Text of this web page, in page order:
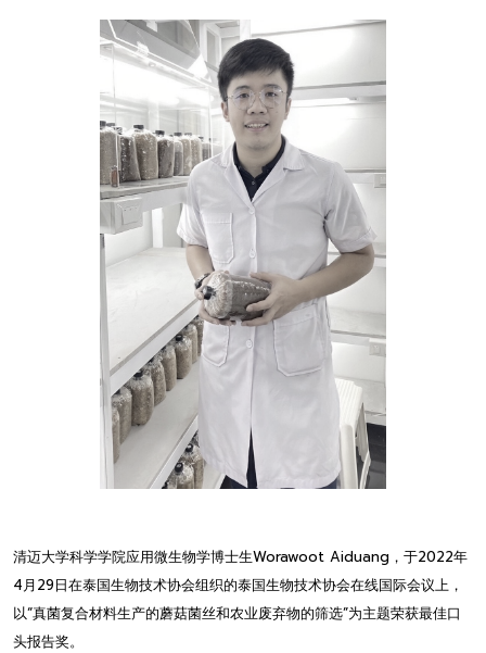
清迈大学科学学院应用微生物学博士生Worawoot Aiduang，于2022年
4月29日在泰国生物技术协会组织的泰国生物技术协会在线国际会议上，
以“真菌复合材料生产的蘑菇菌丝和农业废弃物的筛选”为主题荣获最佳口
头报告奖。